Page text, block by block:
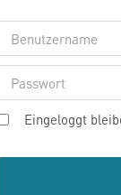
Eingeloggt